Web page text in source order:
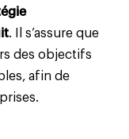
. Il s’assure que
des objectifs
afin de